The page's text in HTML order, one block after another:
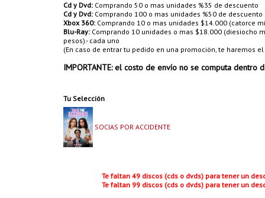
Cd y Dvd: Comprando 50 o mas unidades %35 de descuento
Cd y Dvd: Comprando 100 o mas unidades %50 de descuento
Xbox 360: Comprando 10 o mas unidades $14.000 (catorce
Blu-Ray: Comprando 10 unidades o mas $18.000 (diesiocho
pesos).- cada uno
(En caso de entrar tu pedido en una promoción, te haremos
IMPORTANTE: el costo de envío no se computa
Tu Selección
SOCIAS POR ACCIDENTE
Te faltan 49 discos (cds o dvds) para tener un
Te faltan 99 discos (cds o dvds) para tener un